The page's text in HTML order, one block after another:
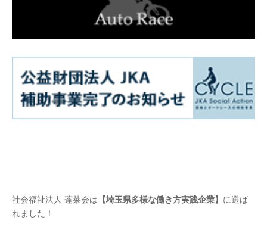
社会福祉法人 蓬莱会は 【埼玉県多様な働き方実践企業】 に選ば
れました！